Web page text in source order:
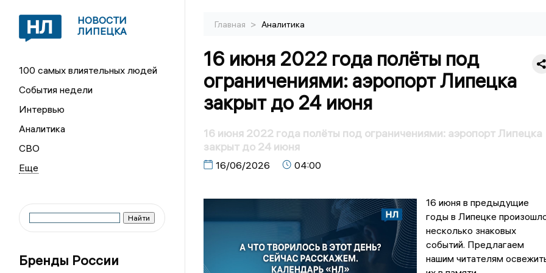
НОВОСТИ
ЛИПЕЦКА
100 самых влиятельных людей
События недели
Интервью
Аналитика
СВО
Бренды России
Главная > Аналитика
16 июня 2022 года полёты под
ограничениями: аэропорт Липецка
закрыт до 24 июня
16 июня 2022 года полёты под ограничениями: аэропорт Липецка
закрыт до 24 июня
16/06/2026 04:00
16 июня в предыдущие
годы в Липецке
несколько знаковых
событий. Предлагаем
нашим читателям